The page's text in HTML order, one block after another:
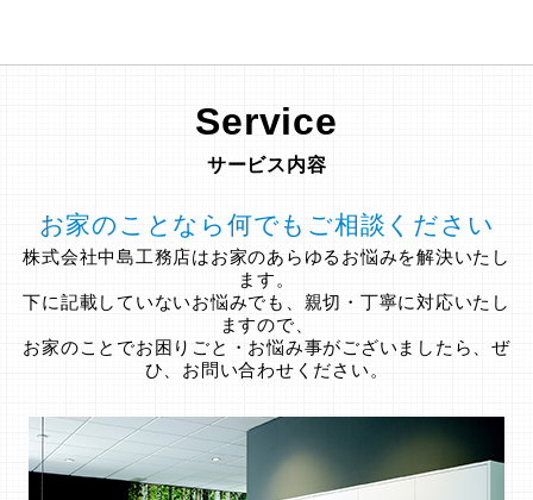
Service
サービス内容
お家のことなら何でもご相談ください
株式会社中島工務店はお家のあらゆるお悩みを解決いたし
ます。
下に記載していないお悩みでも、親切・丁寧に対応いたし
ますので、
お家のことでお困りごと・お悩み事がございましたら、ぜ
ひ、お問い合わせください。